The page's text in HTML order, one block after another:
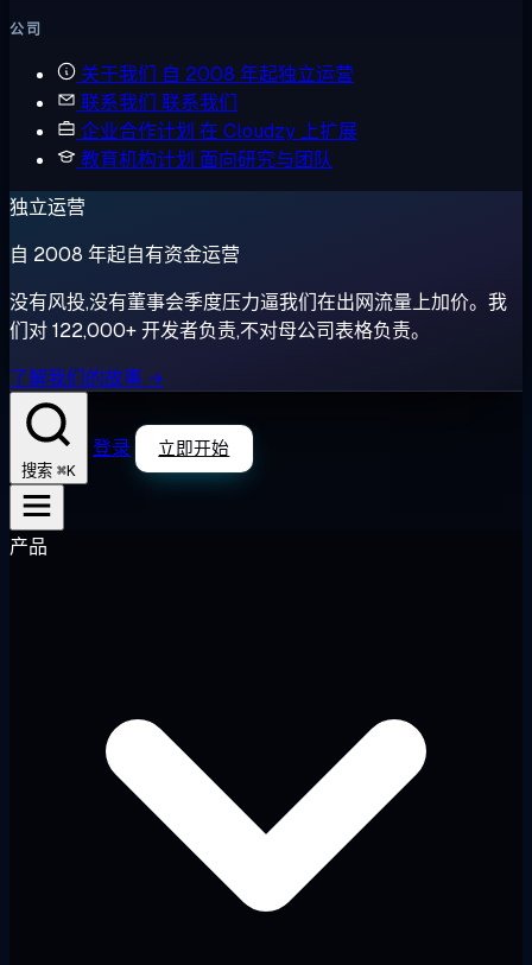
公司
关于我们 自 2008 年起独立运营
联系我们 联系我们
企业合作计划 在 Cloudzy 上扩展
教育机构计划 面向研究与团队
独立运营
自 2008 年起自有资金运营
没有风投,没有董事会季度压力逼我们在出网流量上加价。我
们对 122,000+ 开发者负责,不对母公司表格负责。
了解我们的故事 →
搜索 ⌘K
登录 立即开始
产品